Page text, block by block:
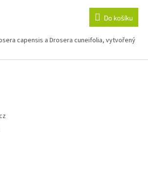
Do košíku
capensis a Drosera cuneifolia, vytvořený